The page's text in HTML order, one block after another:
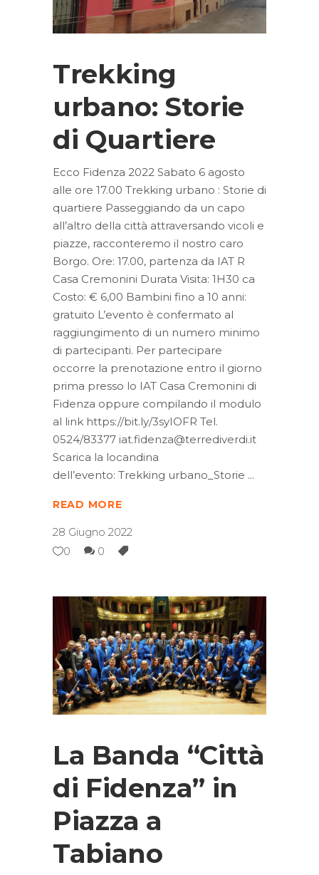
Trekking
urbano: Storie
di Quartiere
Ecco Fidenza 2022 Sabato 6 agosto
alle ore 17.00 Trekking urbano : Storie di
quartiere Passeggiando da un capo
all’altro della città attraversando vicoli e
piazze, racconteremo il nostro caro
Borgo. Ore: 17.00, partenza da IAT R
Casa Cremonini Durata Visita: 1H30 ca
Costo: € 6,00 Bambini fino a 10 anni:
gratuito L’evento è confermato al
raggiungimento di un numero minimo
di partecipanti. Per partecipare
occorre la prenotazione entro il giorno
prima presso lo IAT Casa Cremonini di
Fidenza oppure compilando il modulo
al link https://bit.ly/3syIOFR Tel.
0524/83377 iat.fidenza@terrediverdi.it
Scarica la locandina
dell’evento: Trekking urbano_Storie
READ MORE
28 Giugno 2022
0
0
La Banda “Città
di Fidenza” in
Piazza a
Tabiano